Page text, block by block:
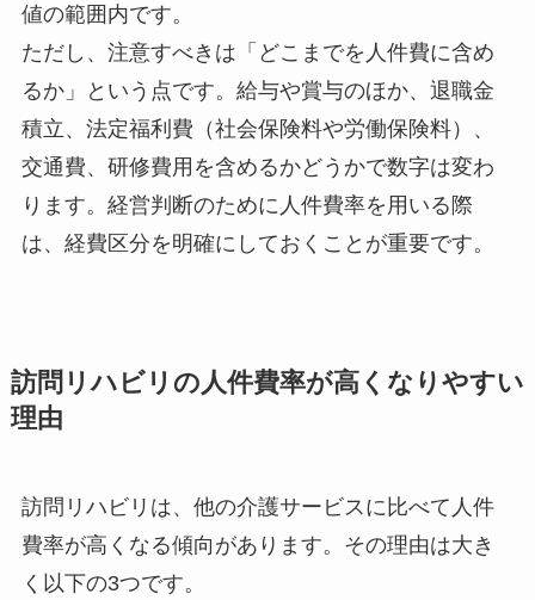
値の範囲内です。
ただし、注意すべきは「どこまでを人件費に含め
るか」という点です。給与や賞与のほか、退職金
積立、法定福利費（社会保険料や労働保険料）、
交通費、研修費用を含めるかどうかで数字は変わ
ります。経営判断のために人件費率を用いる際
は、経費区分を明確にしておくことが重要です。
訪問リハビリの人件費率が高くなりやすい
理由
訪問リハビリは、他の介護サービスに比べて人件
費率が高くなる傾向があります。その理由は大き
く以下の3つです。